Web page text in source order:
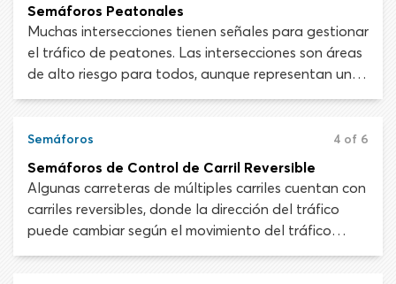
los golpes a un objeto inmóvil.
Semáforos Peatonales
Muchas intersecciones tienen señales para gestionar
el tráfico de peatones. Las intersecciones son áreas
de alto riesgo para todos, aunque representan un
peligro significativo para las personas que buscan
intersección de cruce peatonal se DEBEN obedecer,
ya que los automovilistas no estarán preparados
para personas que salgan a la calle con una señal
de “DON’T WALK”.
Semáforos 4 of 6
Semáforos de Control de Carril Reversible
Algunas carreteras de múltiples carriles cuentan con
carriles reversibles, donde la dirección del tráfico
puede cambiar según el movimiento del tráfico
pesado en una dirección u otra en determinados